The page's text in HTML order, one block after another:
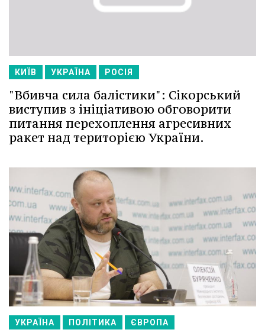
КИЇВ УКРАЇНА РОСІЯ
"Вбивча сила балістики": Сікорський
виступив з ініціативою обговорити
питання перехоплення агресивних
ракет над територією України.
УКРАЇНА ПОЛІТИКА ЄВРОПА